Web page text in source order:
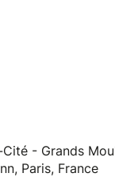
- Grands
Paris, France